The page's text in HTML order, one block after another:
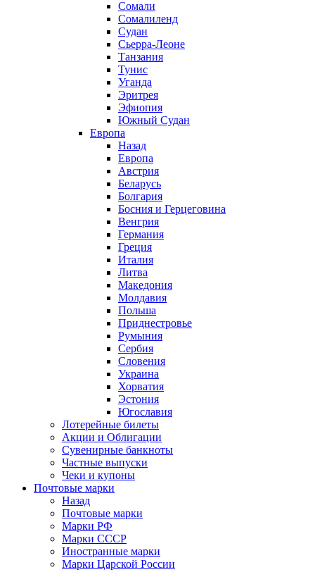
Сомали
Сомалиленд
Судан
Сьерра-Леоне
Танзания
Тунис
Уганда
Эритрея
Эфиопия
Южный Судан
Европа
Назад
Европа
Австрия
Беларусь
Болгария
Босния и Герцеговина
Венгрия
Германия
Греция
Италия
Литва
Македония
Молдавия
Польша
Приднестровье
Румыния
Сербия
Словения
Украина
Хорватия
Эстония
Югославия
Лотерейные билеты
Акции и Облигации
Сувенирные банкноты
Частные выпуски
Чеки и купоны
Почтовые марки
Назад
Почтовые марки
Марки РФ
Марки СССР
Иностранные марки
Марки Царской России